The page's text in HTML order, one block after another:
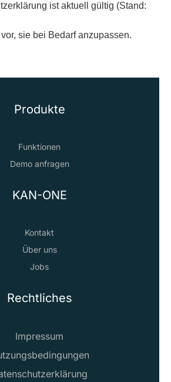
ist aktuell gültig (Stand:
sie bei Bedarf anzupassen.
Produkte
Funktionen
Demo anfragen
KAN-ONE
Kontakt
Über uns
Jobs
Rechtliches
Impressum